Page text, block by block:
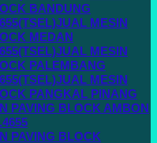
BANDUNG
MESIN
MEDAN
MESIN
PALEMBANG
MESIN
PANGKAL PINANG
PAVING BLOCK AMBON
PAVING BLOCK